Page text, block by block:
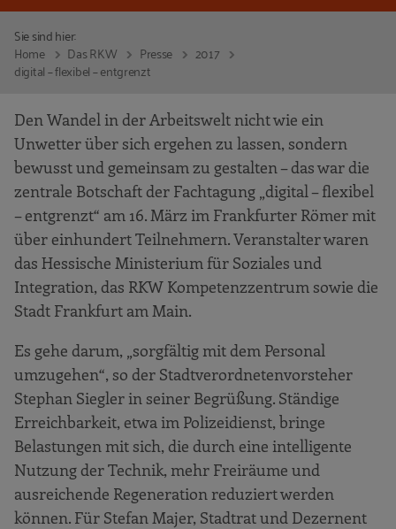
Sie sind hier:
Home
Das RKW Presse
2017
digital – flexibel – entgrenzt
Den Wandel in der Arbeitswelt nicht wie ein
Unwetter über sich ergehen zu lassen, sondern
bewusst und gemeinsam zu gestalten – das war die
zentrale Botschaft der Fachtagung „digital – flexibel
– entgrenzt“ am 16. März im Frankfurter Römer mit
über einhundert Teilnehmern. Veranstalter waren
das Hessische Ministerium für Soziales und
Integration, das RKW Kompetenzzentrum sowie die
Stadt Frankfurt am Main.
Es gehe darum, „sorgfältig mit dem Personal
umzugehen“, so der Stadtverordnetenvorsteher
Stephan Siegler in seiner Begrüßung. Ständige
Erreichbarkeit, etwa im Polizeidienst, bringe
Belastungen mit sich, die durch eine intelligente
Nutzung der Technik, mehr Freiräume und
ausreichende Regeneration reduziert werden
können. Für Stefan Majer, Stadtrat und Dezernent